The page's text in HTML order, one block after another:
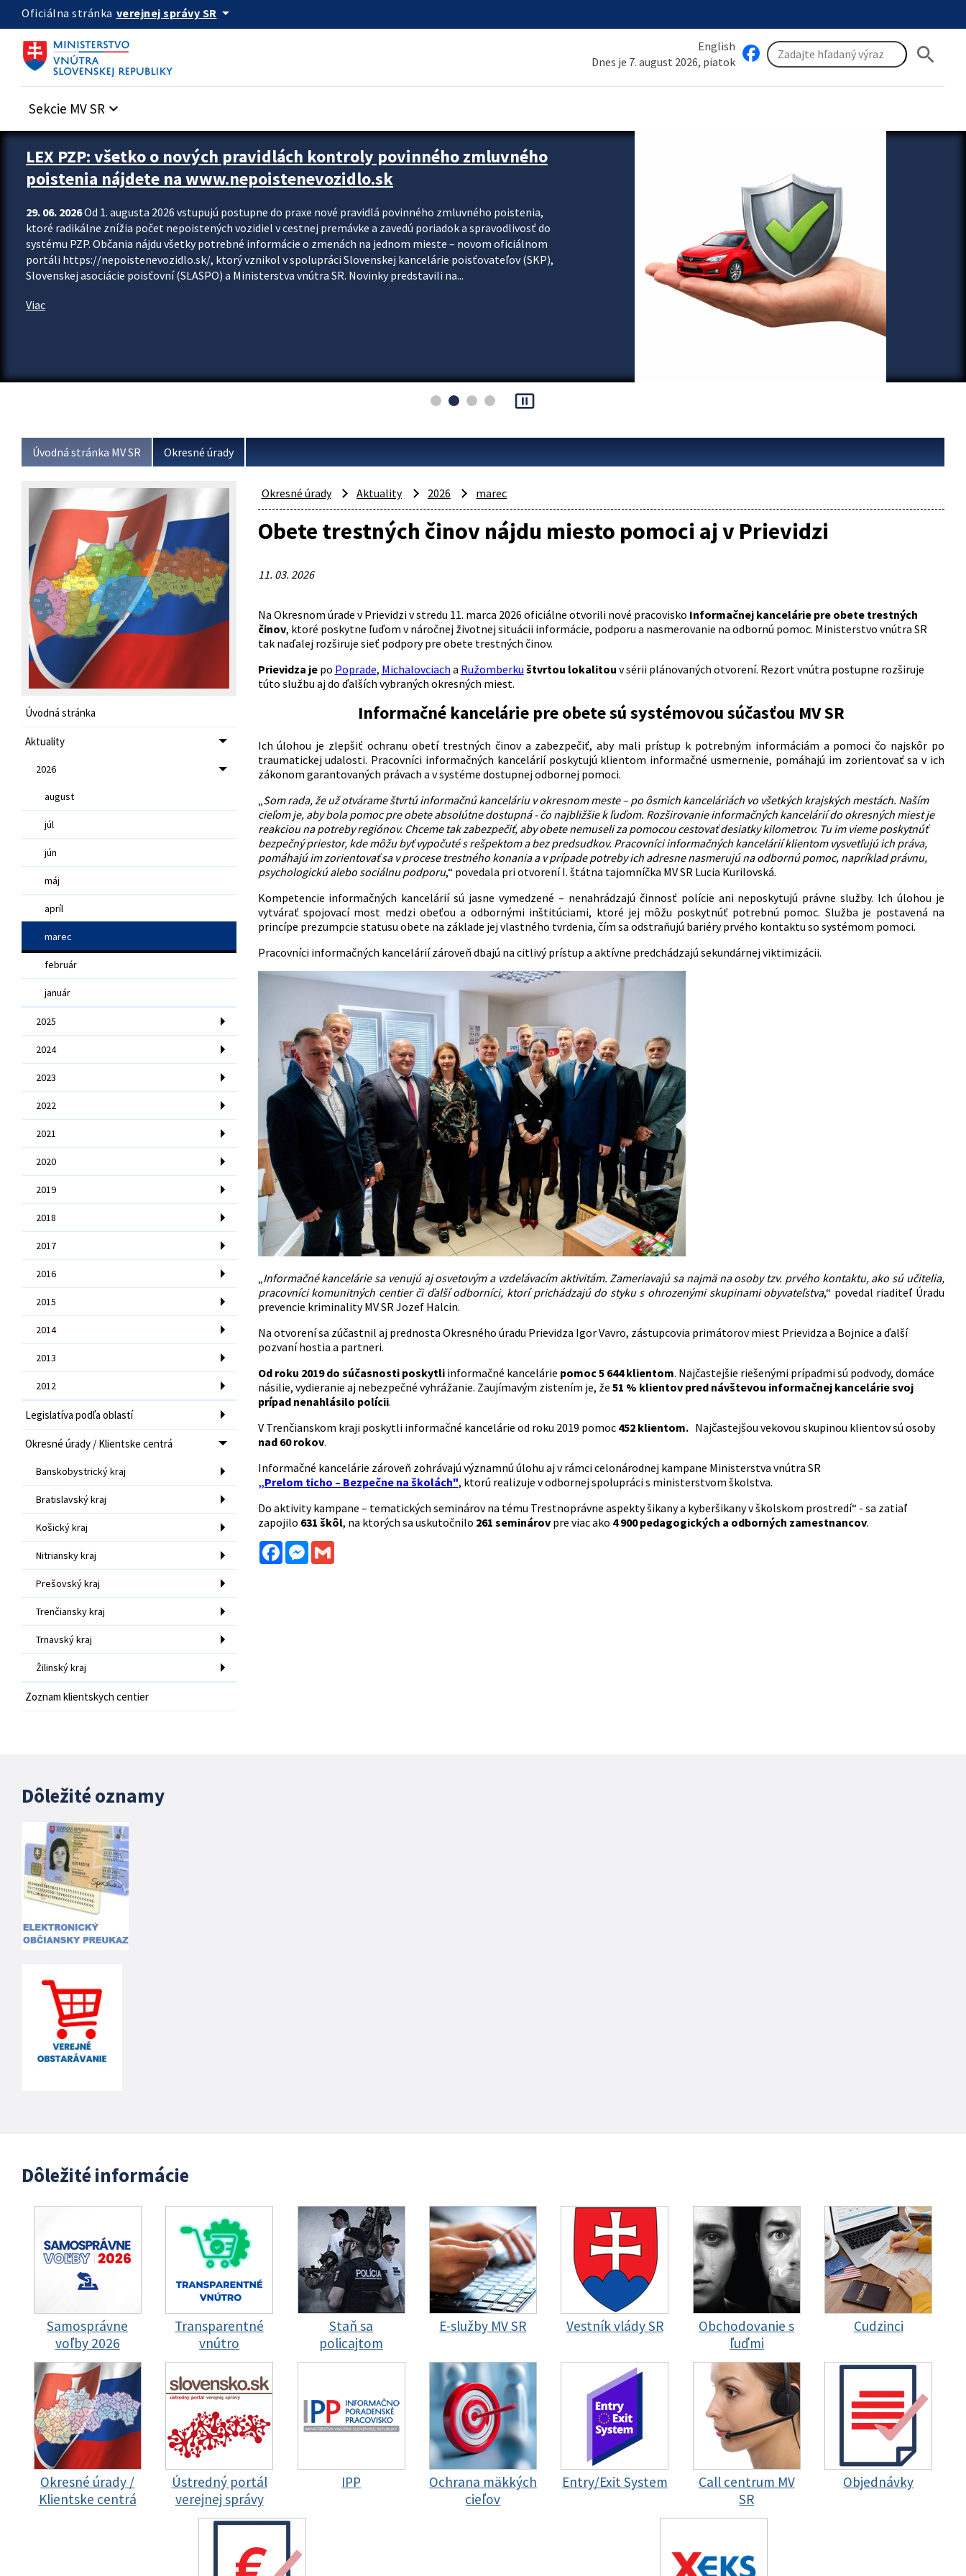
Preskocit na hlavný obsah
Oficiálna stránka verejnej správy SR arrow_drop_down
English
Dnes je 7. august 2026, piatok
search
Sekcie MV SR keyboard_arrow_down
Zastavit automatický posun upútavok
LEX PZP: všetko o nových pravidlách kontroly povinného zmluvného
poistenia nájdete na www.nepoistenevozidlo.sk
29. 06. 2026Od 1. augusta 2026 vstupujú postupne do praxe nové pravidlá povinného zmluvného poistenia,
ktoré radikálne znížia počet nepoistených vozidiel v cestnej premávke a zavedú poriadok a spravodlivosť do
systému PZP. Občania nájdu všetky potrebné informácie o zmenách na jednom mieste – novom oficiálnom
portáli https://nepoistenevozidlo.sk/, ktorý vznikol v spolupráci Slovenskej kancelárie poisťovateľov (SKP),
Slovenskej asociácie poisťovní (SLASPO) a Ministerstva vnútra SR. Novinky predstavili na...
Viac
pause_presentation
Úvodná stránka MV SR Okresné úrady
Úvodná stránka
Aktuality
2026
august
júl
jún
máj
apríl
marec
február
január
2025
2024
2023
2022
2021
2020
2019
2018
2017
2016
2015
2014
2013
2012
Legislatíva podľa oblastí
Okresné úrady / Klientske centrá
Banskobystrický kraj
Bratislavský kraj
Košický kraj
Nitriansky kraj
Prešovský kraj
Trenčiansky kraj
Trnavský kraj
Žilinský kraj
Zoznam klientskych centier
Okresné úrady Aktuality 2026 marec
Obete trestných činov nájdu miesto pomoci aj v Prievidzi
11. 03. 2026
Na Okresnom úrade v Prievidzi v stredu 11. marca 2026 oficiálne otvorili nové pracovisko Informačnej kancelárie pre obete trestných
činov, ktoré poskytne ľuďom v náročnej životnej situácii informácie, podporu a nasmerovanie na odbornú pomoc. Ministerstvo vnútra SR
tak naďalej rozširuje sieť podpory pre obete trestných činov.
Prievidza jepo Poprade, Michalovciach a Ružomberku štvrtou lokalitou v sérii plánovaných otvorení. Rezort vnútra postupne rozširuje
túto službu aj do ďalších vybraných okresných miest.
Informačné kancelárie pre obete sú systémovou súčasťou MV SR
Ich úlohou je zlepšiť ochranu obetí trestných činov a zabezpečiť, aby mali prístup k potrebným informáciám a pomoci čo najskôr po
traumatickej udalosti. Pracovníci informačných kancelárií poskytujú klientom informačné usmernenie, pomáhajú im zorientovať sa v ich
zákonom garantovaných právach a v systéme dostupnej odbornej pomoci.
„Som rada, že už otvárame štvrtú informačnú kanceláriu v okresnom meste – po ôsmich kanceláriách vo všetkých krajských mestách. Naším
cieľom je, aby bola pomoc pre obete absolútne dostupná - čo najbližšie k ľuďom. Rozširovanie informačných kancelárií do okresných miest je
reakciou na potreby regiónov. Chceme tak zabezpečiť, aby obete nemuseli za pomocou cestovať desiatky kilometrov. Tu im vieme poskytnúť
bezpečný priestor, kde môžu byť vypočuté s rešpektom a bez predsudkov. Pracovníci informačných kancelárií klientom vysvetľujú ich práva,
pomáhajú im zorientovať sa v procese trestného konania a v prípade potreby ich adresne nasmerujú na odbornú pomoc, napríklad právnu,
psychologickú alebo sociálnu podporu,“ povedala pri otvorení I. štátna tajomníčka MV SR Lucia Kurilovská.
Kompetencie informačných kancelárií sú jasne vymedzené – nenahrádzajú činnosť polície ani neposkytujú právne služby. Ich úlohou je
vytvárať spojovací most medzi obeťou a odbornými inštitúciami, ktoré jej môžu poskytnúť potrebnú pomoc. Služba je postavená na
princípe prezumpcie statusu obete na základe jej vlastného tvrdenia, čím sa odstraňujú bariéry prvého kontaktu so systémom pomoci.
Pracovníci informačných kancelárií zároveň dbajú na citlivý prístup a aktívne predchádzajú sekundárnej viktimizácii.
Informačné kancelárie sa venujú aj osvetovým a vzdelávacím aktivitám. Zameriavajú sa najmä na osoby tzv. prvého kontaktu, ako sú učitelia,
pracovníci komunitných centier či ďalší odborníci, ktorí prichádzajú do styku s ohrozenými skupinami obyvateľstva,“ povedal riaditeľ Úradu
prevencie kriminality MV SR Jozef Halcin.
Na otvorení sa zúčastnil aj prednosta Okresného úradu Prievidza Igor Vavro, zástupcovia primátorov miest Prievidza a Bojnice a ďalší
pozvaní hostia a partneri.
Od roku 2019 do súčasnosti poskytliinformačné kancelárie pomoc 5 644 klientom. Najčastejšie riešenými prípadmi sú podvody, domáce
násilie, vydieranie aj nebezpečné vyhrážanie. Zaujímavým zistením je, že 51 % klientov pred návštevou informačnej kancelárie svoj
prípad nenahlásilo polícii.
V Trenčianskom kraji poskytli informačné kancelárie od roku 2019 pomoc 452 klientom. Najčastejšou vekovou skupinou klientov sú osoby
nad 60 rokov.
Informačné kancelárie zároveň zohrávajú významnú úlohu aj v rámci celonárodnej kampane Ministerstva vnútra SR
„Prelom ticho – Bezpečne na školách", ktorú realizuje v odbornej spolupráci s ministerstvom školstva.
Do aktivity kampane – tematických seminárov na tému Trestnoprávne aspekty šikany a kyberšikany v školskom prostredí“ - sa zatiaľ
zapojilo 631 škôl, na ktorých sa uskutočnilo 261 seminárovpre viac ako 4 900 pedagogických a odborných zamestnancov.
FacebookMessenger
Gmail
Dôležité oznamy
Dôležité informácie
Samosprávne
voľby 2026
Transparentné
vnútro
Staň sa
policajtom
E-služby MV SR Vestník vlády SR
Obchodovanie s
ľuďmi
Cudzinci
Okresné úrady /
Klientske centrá
Ústredný portál
verejnej správy
IPP
Ochrana mäkkých
cieľov
Entry/Exit System
Call centrum MV
SR
Objednávky